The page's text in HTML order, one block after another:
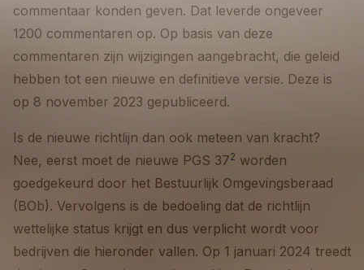
commentaar konden geven. Dat leverde ongeveer
1200 commentaren op. Op basis van deze
commentaren zijn wijzigingen aangebracht, die geleid
hebben tot een nieuwe en definitieve versie. Deze is
op 8 november 2023 gepubliceerd.
Is de nieuwe richtlijn dan ook meteen van kracht?
Nee, eerst moet de nieuwe PGS 372 worden
goedgekeurd door het Bestuurlijk Omgevingsberaad
(BOb). Vervolgens is de bedoeling dat de richtlijn
wettelijke status krijgt en dus verplicht wordt voor
bedrijven die hieronder vallen. Op 1 januari 2024 treedt